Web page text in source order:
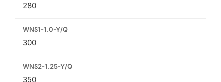
280
300
350